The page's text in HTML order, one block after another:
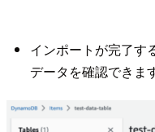
インポートが完了す
データを確認できま